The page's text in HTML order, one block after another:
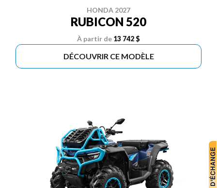
HONDA 2027
RUBICON 520
À partir de 13 742 $
DÉCOUVRIR CE MODÈLE